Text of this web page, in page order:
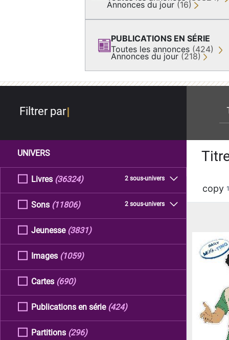
Annonces du jour (16)
PUBLICATIONS EN SÉRIE
Toutes les annonces (424)
Annonces du jour (218)
Filtrer par
UNIVERS
Livres 2 sous-univers
(36324)
Sons 2 sous-univers
(11806)
Jeunesse (3831)
Images (1059)
Cartes (690)
Publications en série (424)
Partitions (296)
copy